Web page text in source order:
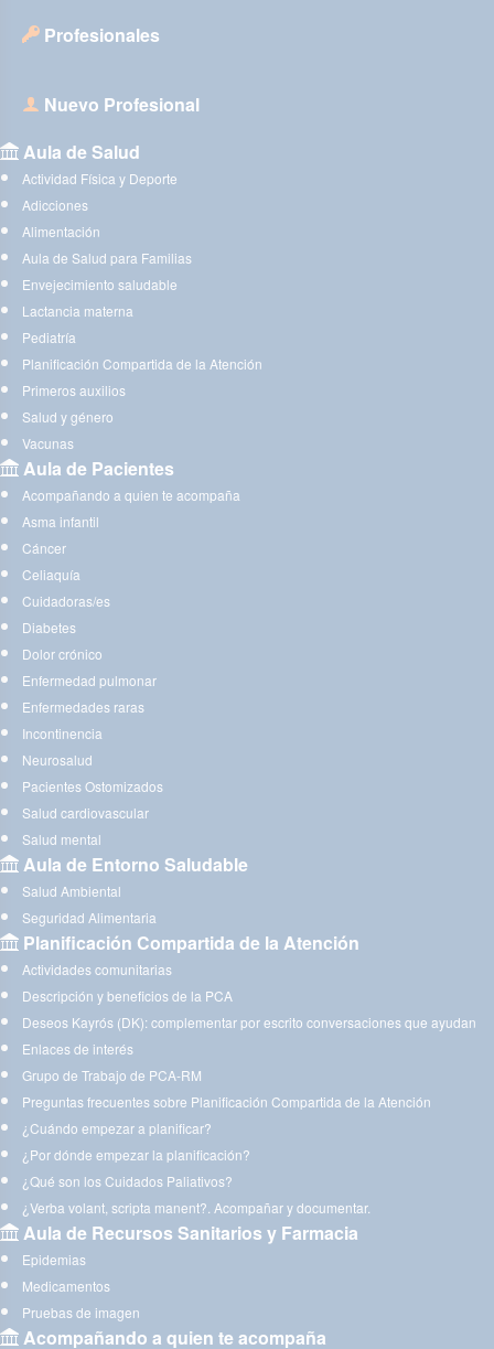
Profesionales
Nuevo Profesional
Aula de Salud
Actividad Física y Deporte
Adicciones
Alimentación
Aula de Salud para Familias
Envejecimiento saludable
Lactancia materna
Pediatría
Planificación Compartida de la Atención
Primeros auxilios
Salud y género
Vacunas
Aula de Pacientes
Acompañando a quien te acompaña
Asma infantil
Cáncer
Celiaquía
Cuidadoras/es
Diabetes
Dolor crónico
Enfermedad pulmonar
Enfermedades raras
Incontinencia
Neurosalud
Pacientes Ostomizados
Salud cardiovascular
Salud mental
Aula de Entorno Saludable
Salud Ambiental
Seguridad Alimentaria
Planificación Compartida de la Atención
Actividades comunitarias
Descripción y beneficios de la PCA
Deseos Kayrós (DK): complementar por escrito conversaciones que ayudan
Enlaces de interés
Grupo de Trabajo de PCA-RM
Preguntas frecuentes sobre Planificación Compartida de la Atención
¿Cuándo empezar a planificar?
¿Por dónde empezar la planificación?
¿Qué son los Cuidados Paliativos?
¿Verba volant, scripta manent?. Acompañar y documentar.
Aula de Recursos Sanitarios y Farmacia
Epidemias
Medicamentos
Pruebas de imagen
Acompañando a quien te acompaña